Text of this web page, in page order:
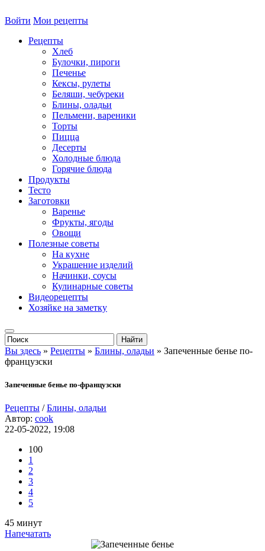
Войти Мои рецепты
Рецепты
Хлеб
Булочки, пироги
Печенье
Кексы, рулеты
Беляши, чебуреки
Блины, оладьи
Пельмени, вареники
Торты
Пицца
Десерты
Холодные блюда
Горячие блюда
Продукты
Тесто
Заготовки
Варенье
Фрукты, ягоды
Овощи
Полезные советы
На кухне
Украшение изделий
Начинки, соусы
Кулинарные советы
Видеорецепты
Хозяйке на заметку
Вы здесь » Рецепты » Блины, оладьи » Запеченные бенье по-
французски
Запеченные бенье по-французски
Рецепты /Блины, оладьи
Автор: cook
22-05-2022, 19:08
100
1
2
3
4
5
45 минут
Напечатать